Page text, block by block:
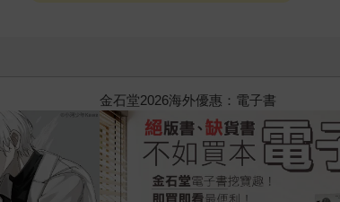
2026金石堂暑假漫博〈你好，我吃一點〉